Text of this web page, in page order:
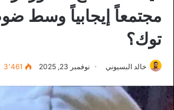
مجتمعاً إيجابياً وسط
توك؟
خالد البسيوني نوفمبر 23, 2025 3٬461